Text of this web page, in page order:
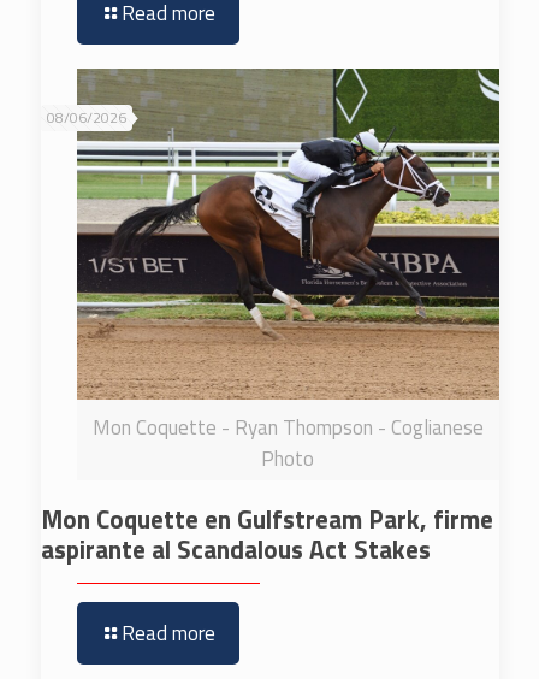
Read more
Mon Coquette - Ryan Thompson - Coglianese
Photo
08/06/2026
Mon Coquette en Gulfstream Park, firme
aspirante al Scandalous Act Stakes
Read more